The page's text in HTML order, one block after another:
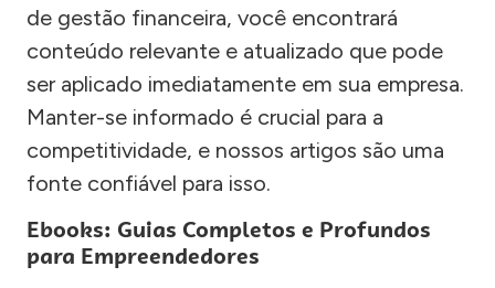
de gestão financeira, você encontrará
conteúdo relevante e atualizado que pode
ser aplicado imediatamente em sua empresa.
Manter-se informado é crucial para a
competitividade, e nossos artigos são uma
fonte confiável para isso.
Ebooks: Guias Completos e Profundos
para Empreendedores